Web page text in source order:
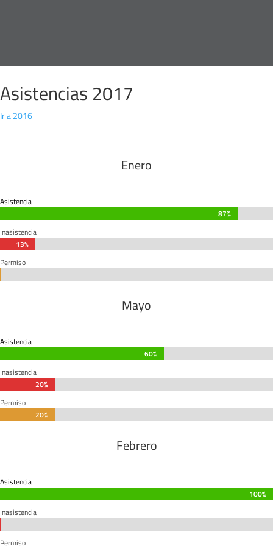
Asistencias 2017
Ir a 2016
Enero
Asistencia
87%
87%
Inasistencia
13%
13%
Permiso
Mayo
Asistencia
60%
60%
Inasistencia
20%
20%
Permiso
20%
20%
Febrero
Asistencia
100%
100%
Inasistencia
Permiso